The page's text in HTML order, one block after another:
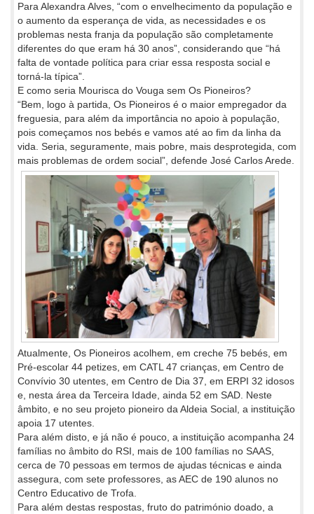
Para Alexandra Alves, “com o envelhecimento da população e
o aumento da esperança de vida, as necessidades e os
problemas nesta franja da população são completamente
diferentes do que eram há 30 anos”, considerando que “há
falta de vontade política para criar essa resposta social e
torná-la típica”.
E como seria Mourisca do Vouga sem Os Pioneiros?
“Bem, logo à partida, Os Pioneiros é o maior empregador da
freguesia, para além da importância no apoio à população,
pois começamos nos bebés e vamos até ao fim da linha da
vida. Seria, seguramente, mais pobre, mais desprotegida, com
mais problemas de ordem social”, defende José Carlos Arede.
Atualmente, Os Pioneiros acolhem, em creche 75 bebés, em
Pré-escolar 44 petizes, em CATL 47 crianças, em Centro de
Convívio 30 utentes, em Centro de Dia 37, em ERPI 32 idosos
e, nesta área da Terceira Idade, ainda 52 em SAD. Neste
âmbito, e no seu projeto pioneiro da Aldeia Social, a instituição
apoia 17 utentes.
Para além disto, e já não é pouco, a instituição acompanha 24
famílias no âmbito do RSI, mais de 100 famílias no SAAS,
cerca de 70 pessoas em termos de ajudas técnicas e ainda
assegura, com sete professores, as AEC de 190 alunos no
Centro Educativo de Trofa.
Para além destas respostas, fruto do património doado, a